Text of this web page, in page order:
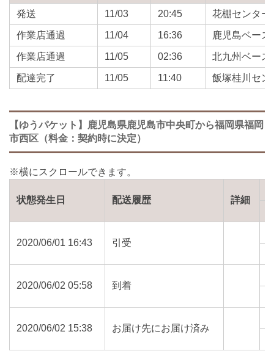
発送 11/03 20:45 花棚センター
作業店通過 11/04 16:36 鹿児島ベース
作業店通過 11/05 02:36 北九州ベース
配達完了 11/05 11:40 飯塚桂川セン
【ゆうパケット】鹿児島県鹿児島市中央町から福岡県福岡
市西区（料金：契約時に決定）
状態発生日 配送履歴 詳細
2020/06/01 16:43 引受
2020/06/02 05:58 到着
2020/06/02 15:38 お届け先にお届け済み